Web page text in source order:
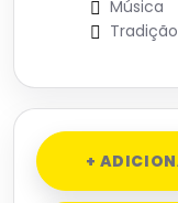
Música
Tradição
+